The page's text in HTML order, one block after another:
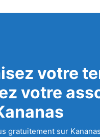
votre
votre
gratuitement sur